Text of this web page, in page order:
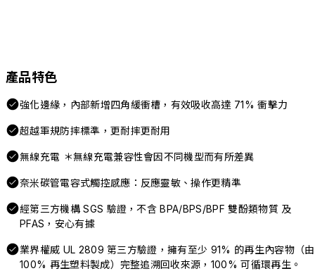
產品特色
強化邊緣，內部新增四角緩衝槽，有效吸收高達 71% 衝擊力
超越軍規防摔標準，更耐摔更耐用
無線充電 ＊無線充電兼容性會因不同機型而有所差異
奈米碳管電容式觸控感應：反應靈敏、操作更精準
經第三方機構 SGS 驗證，不含 BPA/BPS/BPF 雙酚類物質 及
PFAS，安心有據
業界權威 UL 2809 第三方驗證，擁有至少 91% 的再生內容物（由
100% 再生塑料製成）完整追溯回收來源，100% 可循環再生。